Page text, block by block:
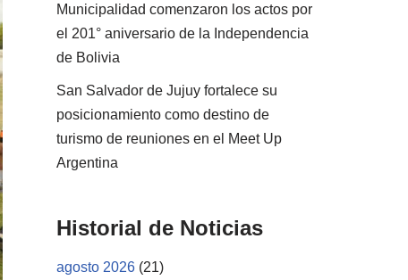
Municipalidad comenzaron los actos por
el 201° aniversario de la Independencia
de Bolivia
San Salvador de Jujuy fortalece su
posicionamiento como destino de
turismo de reuniones en el Meet Up
Argentina
Historial de Noticias
agosto 2026 (21)